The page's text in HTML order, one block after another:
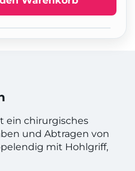
ein chirurgisches
und Abtragen von
mit Hohlgriff,